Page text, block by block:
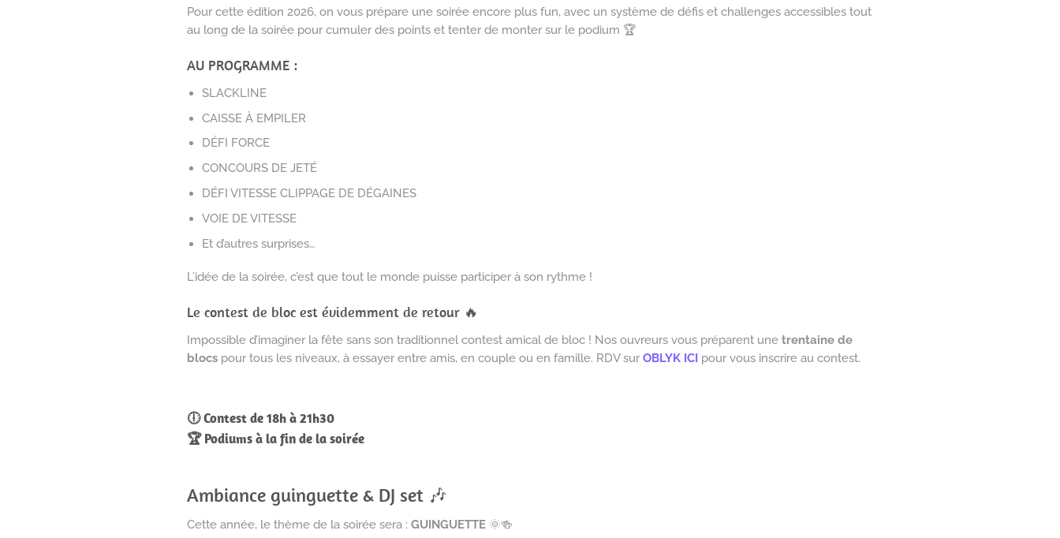
Pour cette édition 2026, on vous prépare une soirée encore plus fun, avec un système de défis et challenges accessibles tout
au long de la soirée pour cumuler des points et tenter de monter sur le podium 🏆
AU PROGRAMME :
SLACKLINE
CAISSE À EMPILER
DÉFI FORCE
CONCOURS DE JETÉ
DÉFI VITESSE CLIPPAGE DE DÉGAINES
VOIE DE VITESSE
Et d’autres surprises…
L’idée de la soirée, c’est que tout le monde puisse participer à son rythme !
Le contest de bloc est évidemment de retour 🔥
Impossible d’imaginer la fête sans son traditionnel contest amical de bloc ! Nos ouvreurs vous préparent une trentaine de
blocs pour tous les niveaux, à essayer entre amis, en couple ou en famille. RDV sur OBLYK ICI pour vous inscrire au contest.
🕕 Contest de 18h à 21h30
🏆 Podiums à la fin de la soirée
Ambiance guinguette & DJ set 🎶
Cette année, le thème de la soirée sera : GUINGUETTE 🌞🍻